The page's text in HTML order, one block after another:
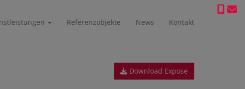
Referenzobjekte News Kontakt
Download Expose